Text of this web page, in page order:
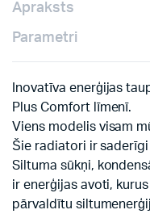
Apraksts
Parametri
Inovatīva enerģijas
Plus Comfort līmenī.
Viens modelis visam
Šie radiatori ir
Siltuma sūkņi,
ir enerģijas avoti,
pārvaldītu